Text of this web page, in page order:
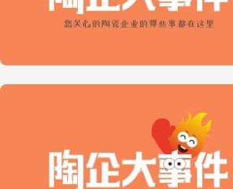
【陶小陶早报】2026
博核心流量产品
10月18日，来第45届
（佛山）陶博会·中